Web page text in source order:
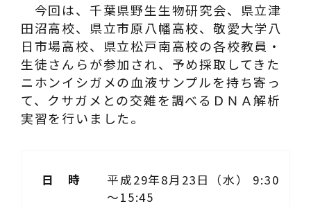
今回は、千葉県野生生物研究会、県立津
田沼高校、県立市原八幡高校、敬愛大学八
日市場高校、県立松戸南高校の各校教員・
生徒さんらが参加され、予め採取してきた
ニホンイシガメの血液サンプルを持ち寄っ
て、クサガメとの交雑を調べるＤＮＡ解析
実習を行いました。
日 時
平成29年8月23日（水） 9:30
～15:45